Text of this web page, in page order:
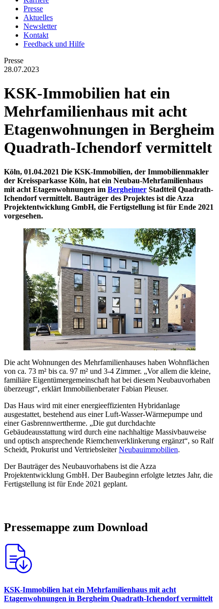
Presse
Aktuelles
Newsletter
Kontakt
Feedback und Hilfe
Presse
28.07.2023
KSK-Immobilien hat ein
Mehrfamilienhaus mit acht
Etagenwohnungen in Bergheim
Quadrath-Ichendorf vermittelt
Köln, 01.04.2021 Die KSK-Immobilien, der Immobilienmakler
der Kreissparkasse Köln, hat ein Neubau-Mehrfamilienhaus
mit acht Etagenwohnungen im Bergheimer Stadtteil Quadrath-
Ichendorf vermittelt. Bauträger des Projektes ist die Azza
Projektentwicklung GmbH, die Fertigstellung ist für Ende 2021
vorgesehen.
Die acht Wohnungen des Mehrfamilienhauses haben Wohnflächen
von ca. 73 m² bis ca. 97 m² und 3-4 Zimmer. „Vor allem die kleine,
familiäre Eigentümergemeinschaft hat bei diesem Neubauvorhaben
überzeugt“, erklärt Immobilienberater Fabian Pleuser.
Das Haus wird mit einer energieeffizienten Hybridanlage
ausgestattet, bestehend aus einer Luft-Wasser-Wärmepumpe und
einer Gasbrennwerttherme. „Die gut durchdachte
Gebäudeausstattung wird durch eine nachhaltige Massivbauweise
und optisch ansprechende Riemchenverklinkerung ergänzt“, so Ralf
Scheidt, Prokurist und VertriebsleiterNeubauimmobilien.
Der Bauträger des Neubauvorhabens ist die Azza
Projektentwicklung GmbH. Der Baubeginn erfolgte letztes Jahr, die
Fertigstellung ist für Ende 2021 geplant.
Pressemappe zum Download
KSK-Immobilien hat ein Mehrfamilienhaus mit acht
Etagenwohnungen in Bergheim Quadrath-Ichendorf vermittelt